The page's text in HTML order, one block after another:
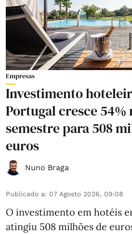
Empresas
Investimento
Portugal cresce 54%
semestre para 508
euros
Nuno Braga
Publicado a: 07 Agosto 2026, 09:08
O investimento em hotéis
atingiu 508 milhões de